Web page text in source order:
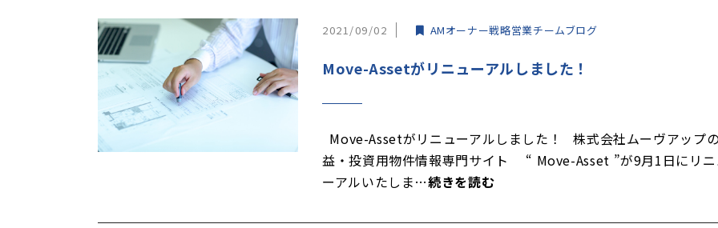
2021/09/02 AMオーナー戦略営業チームブログ
Move-Assetがリニューアルしました！
Move-Assetがリニューアルしました！ 株式会社ムーヴアップ
益・投資用物件情報専門サイト “ Move-Asset ”が9月1日にリニ
ーアルいたしま…続きを読む